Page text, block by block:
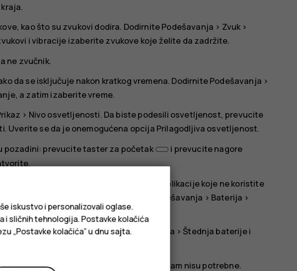
kao što su zvukovi dodira. DodirnitePodešavanja > Zvuk>
i vibracije izaberite zvukove koje želite da zadržite.
ne zvučnik.
da se isključuje nakon kratkog vremena. DodirnitePodešavanja >
, a zatim izaberite vreme.
> Nivo osvetljenosti. Da biste podesili osvetljenost, prevucite
Uverite se da je onemogućena opcija Prilagodljiva osvetljenost.
pozadini: prevucite taster za početak
i prevucite nagore
. Ograničite trošenje baterije za aplikacije koje ne koristite
Podešavanja > Baterija >
dodirnitePodešavanja Baterija > Štednja baterijei
isključite usluge lociranja kada vam nisu potrebne.
iskustvo i personalizovali oglase.
i sličnih tehnologija. Postavke kolačića
„Postavke kolačića” u dnu sajta.